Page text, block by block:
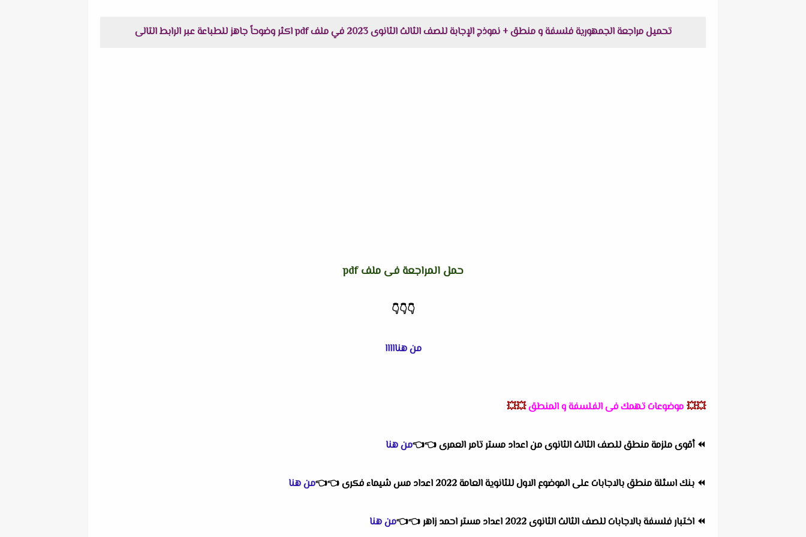
تحميل مراجعة الجمهورية فلسفة و منطق + نموذج الإجابة للصف الثالث الثانوى 2023 في ملف pdf اكثر وضوحاً جاهز للطباعة عبر الرابط التالى
حمل المراجعة فى ملف pdf
👇
👇
👇
من هنااااا
💥💥 موضوعات تهمك فى الفلسفة و المنطق💥💥
⏪أقوى ملزمة منطق للصف الثالث الثانوى من اعداد مستر تامر العمرى👈
👈من هنا
⏪ بنك اسئلة منطق بالاجابات على الموضوع الاول للثانوية العامة 2022 اعداد مس شيماء فكرى 👈
👈من هنا
⏪ اختبار فلسفة بالاجابات للصف الثالث الثانوى 2022 اعداد مستر احمد زاهر 👈
👈من هنا